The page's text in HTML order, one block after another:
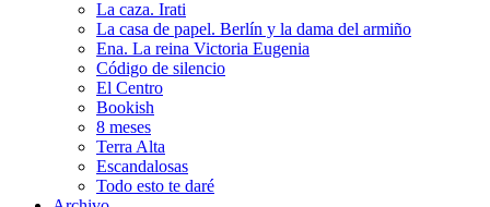
La caza. Irati
La casa de papel. Berlín y la dama del armiño
Ena. La reina Victoria Eugenia
Código de silencio
El Centro
Bookish
8 meses
Terra Alta
Escandalosas
Todo esto te daré